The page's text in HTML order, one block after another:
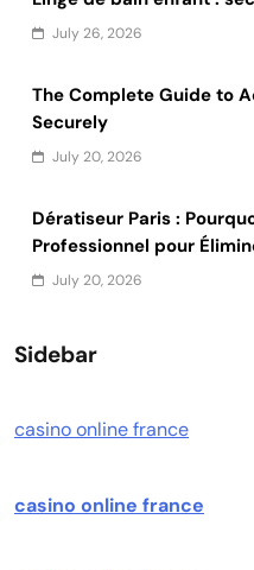
July 26, 2026
The Complete Guide to
Securely
July 20, 2026
Dératiseur Paris :
Professionnel pour
July 20, 2026
Sidebar
casino online france
casino online france